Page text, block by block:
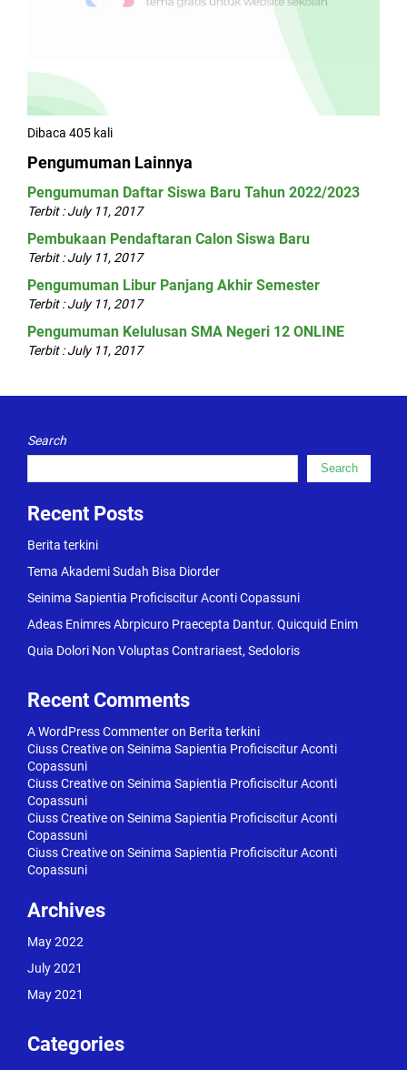
Dibaca 405 kali
Pengumuman Lainnya
Pengumuman Daftar Siswa Baru Tahun 2022/2023
Terbit : July 11, 2017
Pembukaan Pendaftaran Calon Siswa Baru
Terbit : July 11, 2017
Pengumuman Libur Panjang Akhir Semester
Terbit : July 11, 2017
Pengumuman Kelulusan SMA Negeri 12 ONLINE
Terbit : July 11, 2017
Search
Search
Recent Posts
Berita terkini
Tema Akademi Sudah Bisa Diorder
Seinima Sapientia Proficiscitur Aconti Copassuni
Adeas Enimres Abrpicuro Praecepta Dantur. Quicquid Enim
Quia Dolori Non Voluptas Contrariaest, Sedoloris
Recent Comments
A WordPress Commenteron Berita terkini
Ciuss Creativeon Seinima Sapientia Proficiscitur Aconti
Copassuni
Ciuss Creativeon Seinima Sapientia Proficiscitur Aconti
Copassuni
Ciuss Creativeon Seinima Sapientia Proficiscitur Aconti
Copassuni
Ciuss Creativeon Seinima Sapientia Proficiscitur Aconti
Copassuni
Archives
May 2022
July 2021
May 2021
Categories